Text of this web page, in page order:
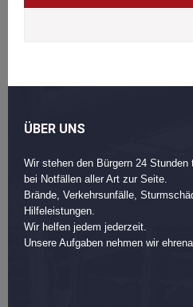
ÜBER UNS
Wir stehen den Bürgern 24
bei Notfällen aller Art zur Seite.
Brände, Verkehrsunfälle,
Hilfeleistungen.
Wir helfen jedem jederzeit.
Unsere Aufgaben nehmen wir